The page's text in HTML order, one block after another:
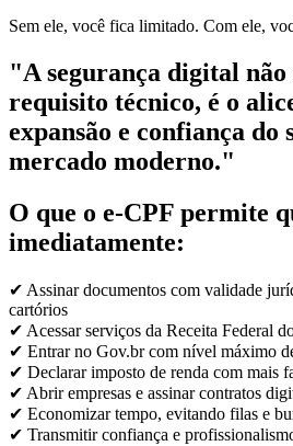
Sem ele, você fica limitado. Com ele,
"A segurança digital não
requisito técnico, é o
expansão e confiança do
mercado moderno."
O que o e-CPF permite
imediatamente:
✔ Assinar documentos com validade
cartórios
✔ Acessar serviços da Receita Federal
✔ Entrar no Gov.br com nível máximo
✔ Declarar imposto de renda com mais
✔ Abrir empresas e assinar contratos
✔ Economizar tempo, evitando filas e
✔ Transmitir confiança e